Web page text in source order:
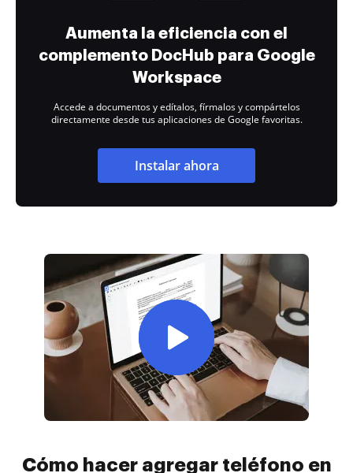
Aumenta la eficiencia con el
complemento DocHub para Google
Workspace
Accede a documentos y edítalos, fírmalos y compártelos
directamente desde tus aplicaciones de Google favoritas.
Instalar ahora
Cómo hacer agregar teléfono en